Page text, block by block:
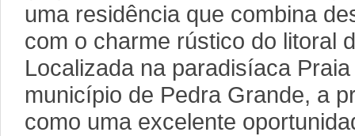
uma residência que combina
com o charme rústico do litoral
Localizada na paradisíaca
município de Pedra Grande, a
como uma excelente